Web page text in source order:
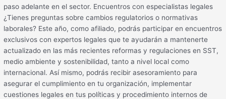
paso adelante en el sector. Encuentros con especialistas legales
¿Tienes preguntas sobre cambios regulatorios o normativas
laborales? Este año, como afiliado, podrás participar en encuentros
exclusivos con expertos legales que te ayudarán a mantenerte
actualizado en las más recientes reformas y regulaciones en SST,
medio ambiente y sostenibilidad, tanto a nivel local como
internacional. Así mismo, podrás recibir asesoramiento para
asegurar el cumplimiento en tu organización, implementar
cuestiones legales en tus políticas y procedimiento internos de